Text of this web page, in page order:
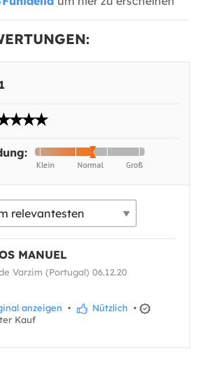
MANUEL
Varzim (Portugal) 06.12.20
anzeigen • Nützlich •
Kauf